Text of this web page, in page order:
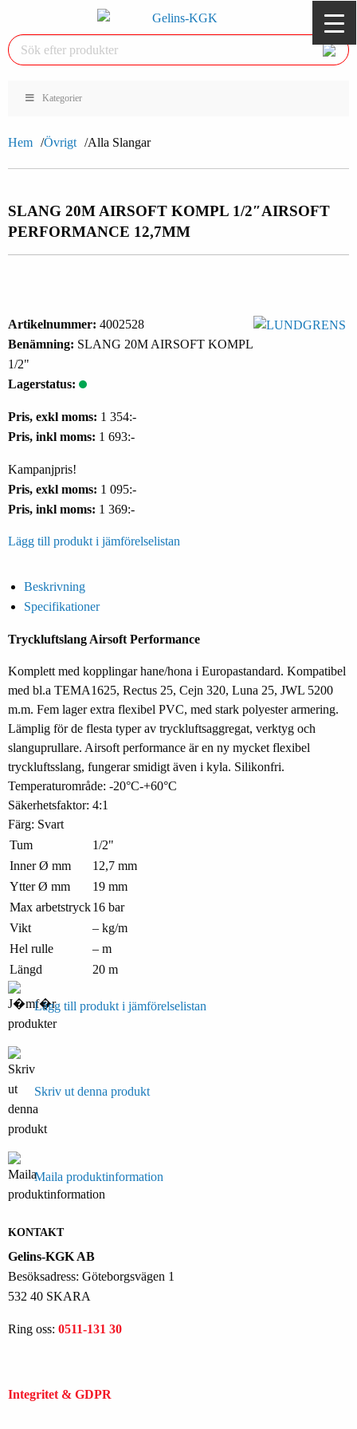
Kategorier
Hem Övrigt Alla Slangar
SLANG 20M AIRSOFT KOMPL 1/2″AIRSOFT
PERFORMANCE 12,7MM
Artikelnummer: 4002528
Benämning: SLANG 20M AIRSOFT KOMPL
1/2"
Lagerstatus:
Pris, exkl moms: 1 354:-
Pris, inkl moms: 1 693:-
Kampanjpris!
Pris, exkl moms: 1 095:-
Pris, inkl moms: 1 369:-
Lägg till produkt i jämförelselistan
Beskrivning
Specifikationer
Tryckluftslang Airsoft Performance
Komplett med kopplingar hane/hona i Europastandard. Kompatibel
med bl.a TEMA1625, Rectus 25, Cejn 320, Luna 25, JWL 5200
m.m. Fem lager extra flexibel PVC, med stark polyester armering.
Lämplig för de flesta typer av tryckluftsaggregat, verktyg och
slanguprullare. Airsoft performance är en ny mycket flexibel
tryckluftsslang, fungerar smidigt även i kyla. Silikonfri.
Temperaturområde: -20°C-+60°C
Säkerhetsfaktor: 4:1
Färg: Svart
Tum
1/2"
Inner Ø mm
12,7 mm
Ytter Ø mm
19 mm
Max arbetstryck16 bar
Vikt
– kg/m
Hel rulle
– m
Längd
20 m
Lägg till produkt i jämförelselistan
Skriv ut denna produkt
Maila produktinformation
KONTAKT
Gelins-KGK AB
Besöksadress: Göteborgsvägen 1
532 40 SKARA
Ring oss: 0511-131 30
Integritet & GDPR